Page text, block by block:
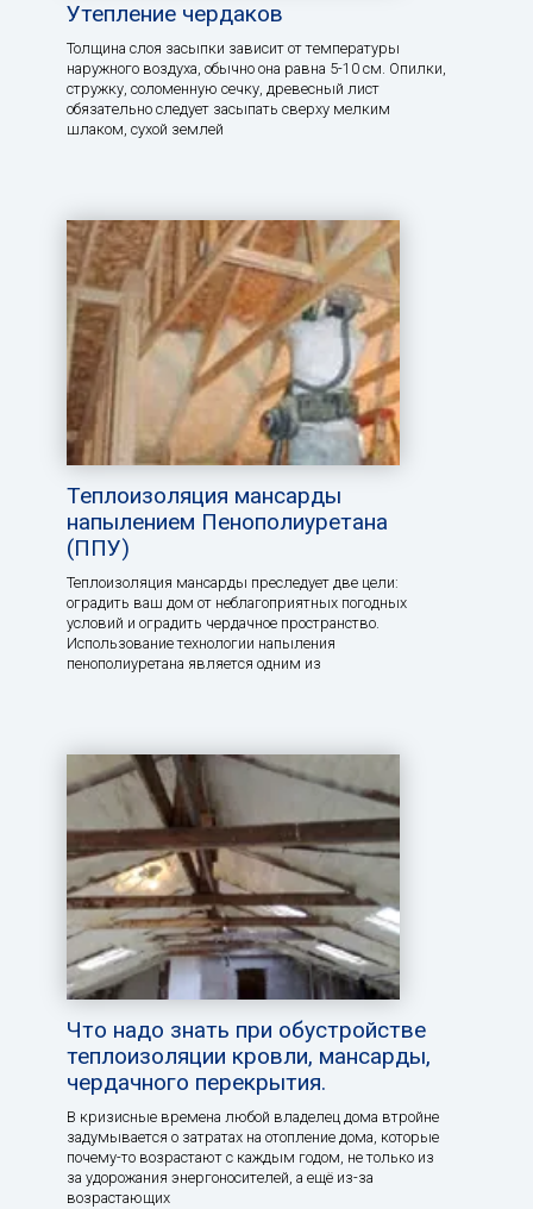
Утепление чердаков
Толщина слоя засыпки зависит от температуры
наружного воздуха, обычно она равна 5-10 см. Опилки,
стружку, соломенную сечку, древесный лист
обязательно следует засыпать сверху мелким
шлаком, сухой землей
Теплоизоляция мансарды
напылением Пенополиуретана
(ППУ)
Теплоизоляция мансарды преследует две цели:
оградить ваш дом от неблагоприятных погодных
условий и оградить чердачное пространство.
Использование технологии напыления
пенополиуретана является одним из
Что надо знать при обустройстве
теплоизоляции кровли, мансарды,
чердачного перекрытия.
В кризисные времена любой владелец дома втройне
задумывается о затратах на отопление дома, которые
почему-то возрастают с каждым годом, не только из
за удорожания энергоносителей, а ещё из-за
возрастающих